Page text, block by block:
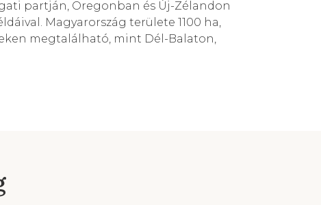
partján, Oregonban és Új-Zélandon
Magyarország területe 1100 ha,
megtalálható, mint Dél-Balaton,